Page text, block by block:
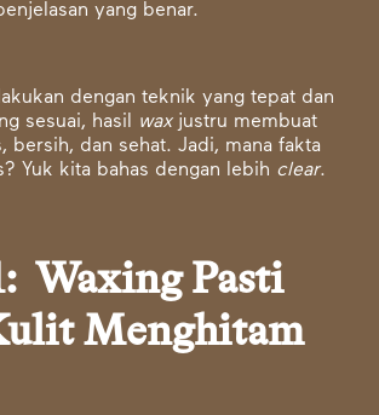
yang benar.
dengan teknik yang tepat dan
sesuai, hasil wax justru membuat
bersih, dan sehat. Jadi, mana fakta
Yuk kita bahas dengan lebih clear.
Waxing Pasti
Menghitam